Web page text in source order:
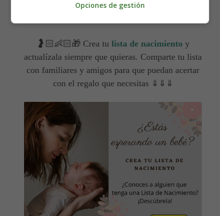
evolucionar hacia la hidrocefalia, un exceso de líquido
🤰🏻👶🏻🎁 Crea tu lista de nacimiento y
actualízala siempre que quieras. Comparte tu lista
con familiares y amigos para que puedan acertar
con el regalo que necesitas ⇓⇓⇓
Opciones de gestión